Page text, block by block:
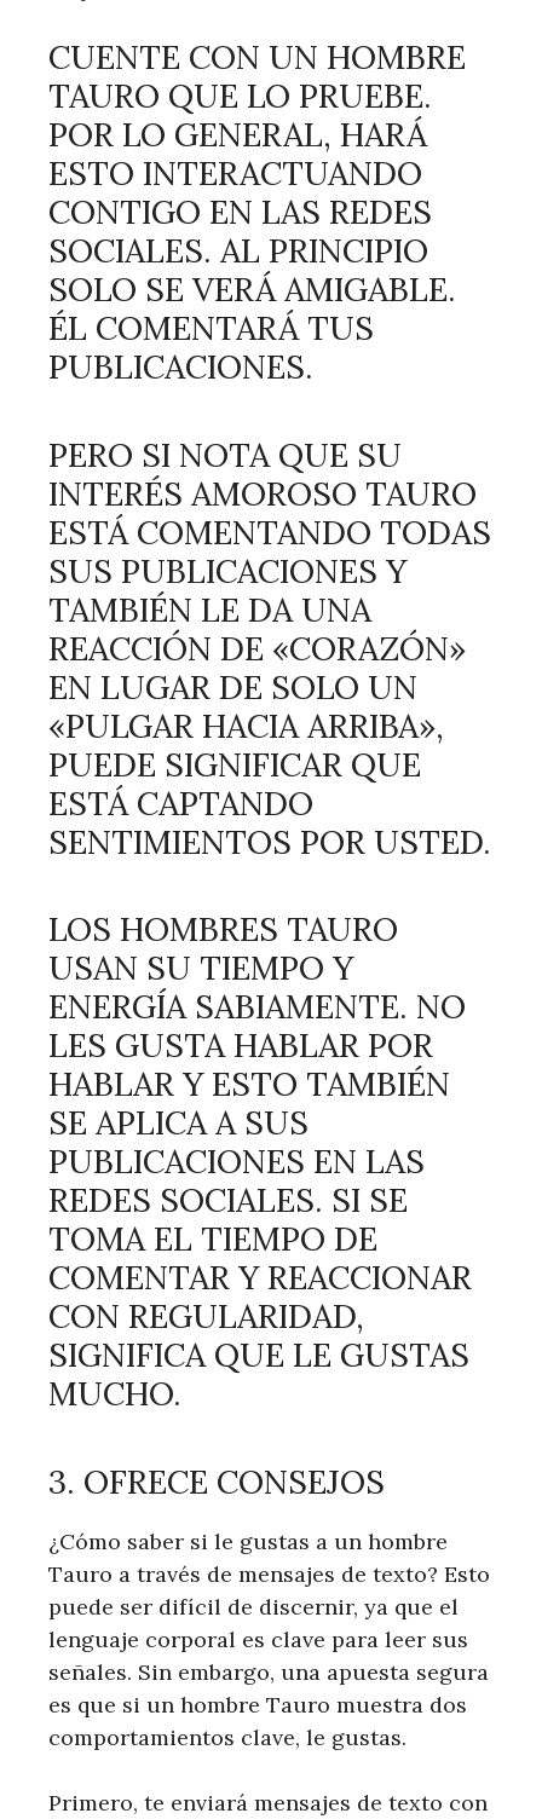
CUENTE CON UN HOMBRE
TAURO QUE LO PRUEBE.
POR LO GENERAL, HARÁ
ESTO INTERACTUANDO
CONTIGO EN LAS REDES
SOCIALES. AL PRINCIPIO
SOLO SE VERÁ AMIGABLE.
ÉL COMENTARÁ TUS
PUBLICACIONES.
PERO SI NOTA QUE SU
INTERÉS AMOROSO TAURO
ESTÁ COMENTANDO TODAS
SUS PUBLICACIONES Y
TAMBIÉN LE DA UNA
REACCIÓN DE «CORAZÓN»
EN LUGAR DE SOLO UN
«PULGAR HACIA ARRIBA»,
PUEDE SIGNIFICAR QUE
ESTÁ CAPTANDO
SENTIMIENTOS POR USTED.
LOS HOMBRES TAURO
USAN SU TIEMPO Y
ENERGÍA SABIAMENTE. NO
LES GUSTA HABLAR POR
HABLAR Y ESTO TAMBIÉN
SE APLICA A SUS
PUBLICACIONES EN LAS
REDES SOCIALES. SI SE
TOMA EL TIEMPO DE
COMENTAR Y REACCIONAR
CON REGULARIDAD,
SIGNIFICA QUE LE GUSTAS
MUCHO.
3. OFRECE CONSEJOS
¿Cómo saber si le gustas a un hombre
Tauro a través de mensajes de texto? Esto
puede ser difícil de discernir, ya que el
lenguaje corporal es clave para leer sus
señales. Sin embargo, una apuesta segura
es que si un hombre Tauro muestra dos
comportamientos clave, le gustas.
Primero, te enviará mensajes de texto con